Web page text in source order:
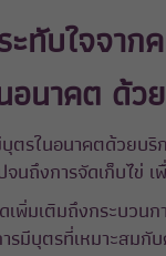
ะทับใจจา
นาคต ด้ว
บุตรในอนาคตด้วย
จนถึงการจัดเก็บไ
เพิ่มเติมถึงกระบวน
รมีบุตรที่เหมาะสมกั